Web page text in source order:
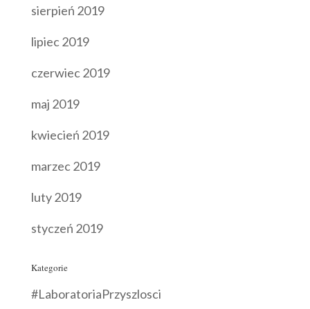
sierpień 2019
lipiec 2019
czerwiec 2019
maj 2019
kwiecień 2019
marzec 2019
luty 2019
styczeń 2019
Kategorie
#LaboratoriaPrzyszlosci